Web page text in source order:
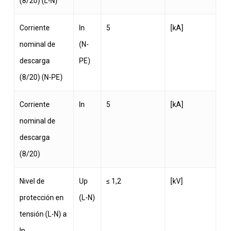
Corriente
nominal de
descarga
(8/20) (N-PE)
In
(N-
PE)
5 [kA]
Corriente
nominal de
descarga
(8/20)
In 5 [kA]
Nivel de
protección en
tensión (L-N) a
Up
(L-N)
≤ 1,2 [kV]